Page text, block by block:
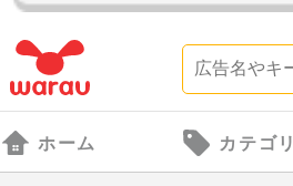
ホーム カテゴリ